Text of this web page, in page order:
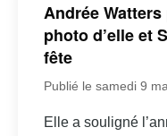
Andrée
photo d’elle et
fête
Publié le samedi 9
Elle a souligné